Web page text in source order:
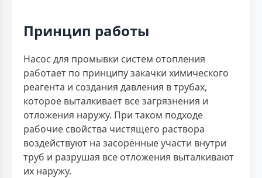
Принцип работы
Насос для промывки систем отопления
работает по принципу закачки химического
реагента и создания давления в трубах,
которое выталкивает все загрязнения и
отложения наружу. При таком подходе
рабочие свойства чистящего раствора
воздействуют на засорённые участи внутри
труб и разрушая все отложения выталкивают
их наружу.